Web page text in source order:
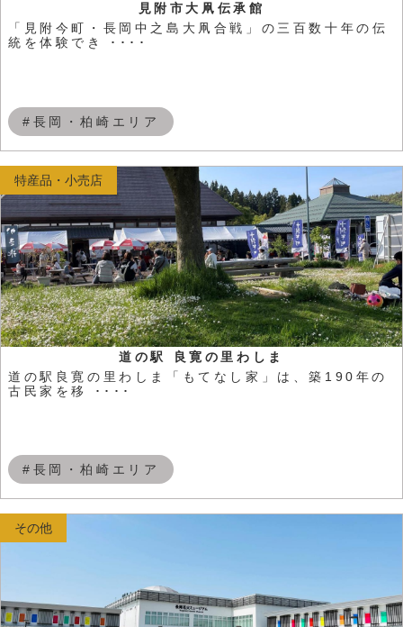
見附市大凧伝承館
「見附今町・長岡中之島大凧合戦」の三百数十年の伝
統を体験でき ････
#長岡・柏崎エリア
道の駅 良寛の里わしま
道の駅良寛の里わしま「もてなし家」は、築190年の
古民家を移 ････
#長岡・柏崎エリア
特産品・小売店
その他